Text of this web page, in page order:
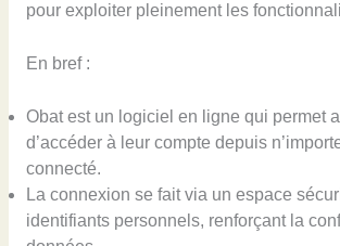
pour exploiter pleinement les
En bref :
Obat est un logiciel en ligne qui permet
d’accéder à leur compte depuis
connecté.
La connexion se fait via un espace
identifiants personnels, renforçant la